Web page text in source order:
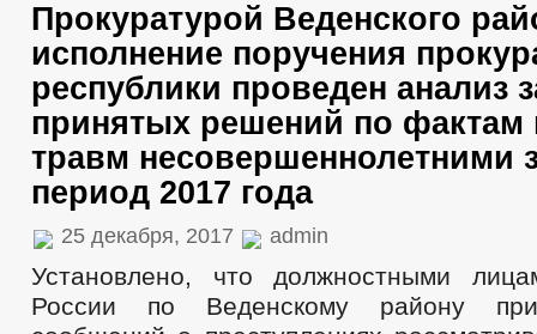
Прокуратурой Веденского
исполнение поручения
республики проведен анализ
принятых решений по фактам
травм несовершеннолетними
период 2017 года
25 декабря, 2017 admin
Установлено, что должностными
России по Веденскому району при